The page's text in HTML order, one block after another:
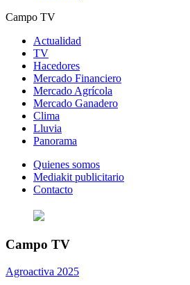
Campo TV
Actualidad
TV
Hacedores
Mercado Financiero
Mercado Agrícola
Mercado Ganadero
Clima
Lluvia
Panorama
Quienes somos
Mediakit publicitario
Contacto
Campo TV
Agroactiva 2025